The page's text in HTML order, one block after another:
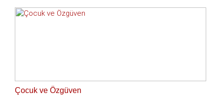
Çocuk ve Özgüven